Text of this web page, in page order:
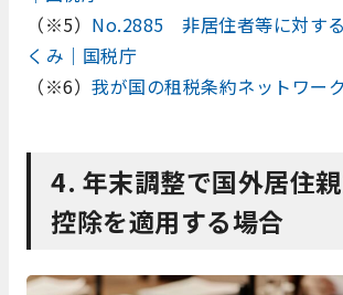
（※5） No.2885 非居住者等に対す
くみ｜国税庁
（※6） 我が国の租税条約ネットワー
4. 年末調整で国外居住
控除を適用する場合